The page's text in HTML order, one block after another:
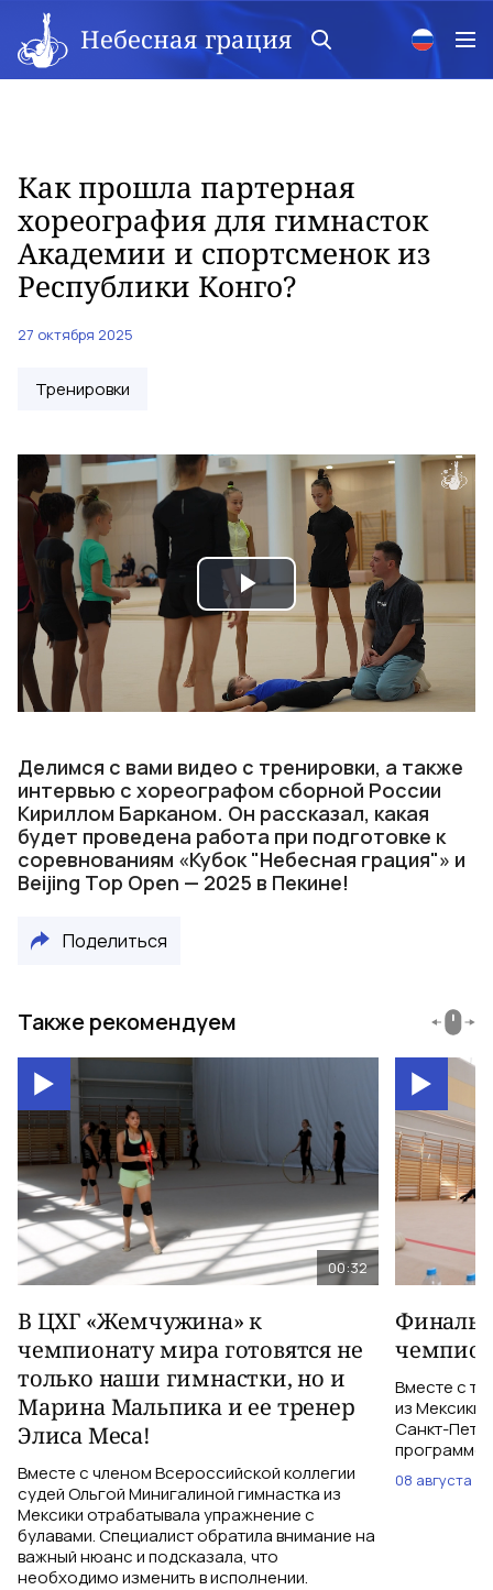
Небесная грация
Как прошла партерная
хореография для гимнасток
Академии и спортсменок из
Республики Конго?
27 октября 2025
Тренировки
Play
Video
Делимся с вами видео с тренировки, а также
интервью с хореографом сборной России
Кириллом Барканом. Он рассказал, какая
будет проведена работа при подготовке к
соревнованиям «Кубок "Небесная грация"» и
Beijing Top Open — 2025 в Пекине!
Поделиться
Также рекомендуем
00:32
В ЦХГ «Жемчужина» к
чемпионату мира готовятся не
только наши гимнастки, но и
Марина Мальпика и ее тренер
Элиса Меса!
Вместе с членом Всероссийской коллегии
судей Ольгой Минигалиной гимнастка из
Мексики отрабатывала упражнение с
булавами. Специалист обратила внимание на
важный нюанс и подсказала, что
необходимо изменить в исполнении.
Вместе с
из Мексики
Санкт-
программе
08 августа